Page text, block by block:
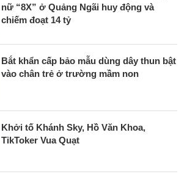
nữ “8X” ở Quảng Ngãi huy động và
chiếm đoạt 14 tỷ
Bắt khẩn cấp bảo mẫu dùng dây thun bật
vào chân trẻ ở trường mầm non
Khởi tố Khánh Sky, Hồ Văn Khoa,
TikToker Vua Quạt